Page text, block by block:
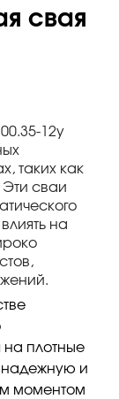
свая
12у
таких как
сваи
на
на плотные
надежную и
моментом